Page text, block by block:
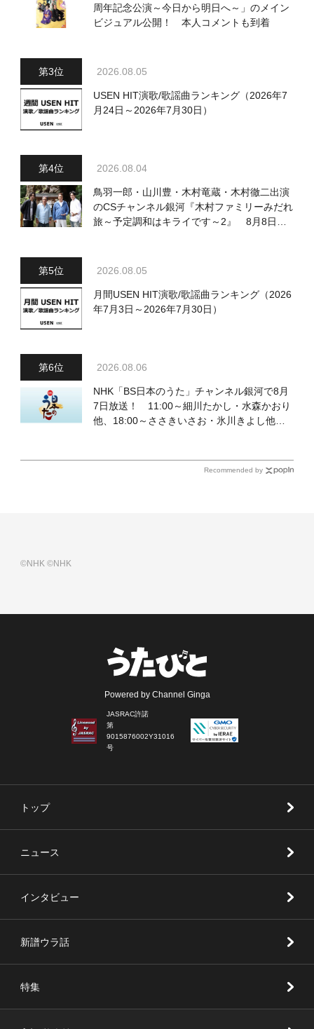
周年記念公演～今日から明日へ～」のメイン
ビジュアル公開！ 本人コメントも到着
2026.08.05
USEN HIT演歌/歌謡曲ランキング（2026年7
月24日～2026年7月30日）
2026.08.04
鳥羽一郎・山川豊・木村竜蔵・木村徹二出演
のCSチャンネル銀河『木村ファミリーみだれ
旅～予定調和はキライです～2』 8月8日
2026.08.05
月間USEN HIT演歌/歌謡曲ランキング（2026
年7月3日～2026年7月30日）
2026.08.06
NHK「BS日本のうた」チャンネル銀河で8月
7日放送！ 11:00～細川たかし・水森かおり
他、18:00～ささきいさお・氷川きよし他登
Recommended by
©NHK©NHK
Powered by Channel Ginga
JASRAC許諾
第
9015876002Y31016
号
トップ
ニュース
インタビュー
新譜ウラ話
特集